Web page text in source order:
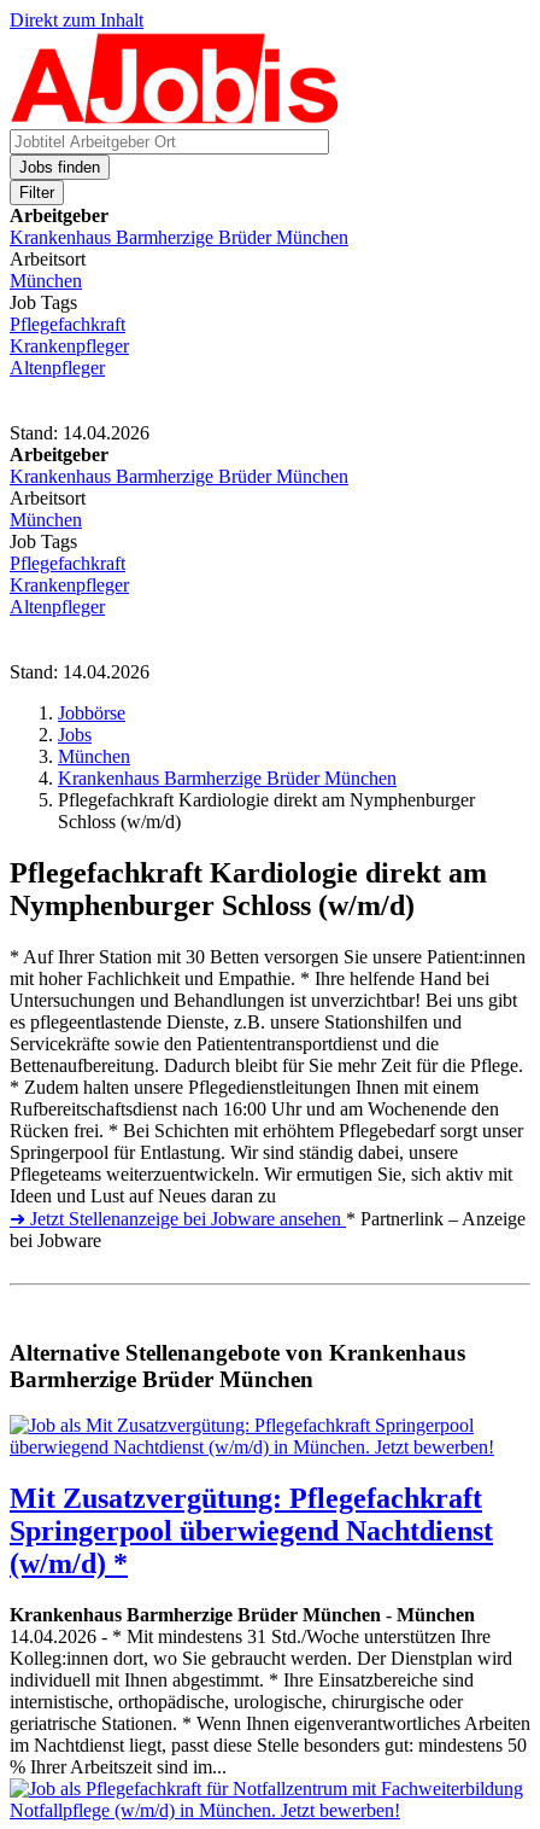
Direkt zum Inhalt
Jobs finden
Filter
Arbeitgeber
Krankenhaus Barmherzige Brüder München
Arbeitsort
München
Job Tags
Pflegefachkraft
Krankenpfleger
Altenpfleger
Stand: 14.04.2026
Arbeitgeber
Krankenhaus Barmherzige Brüder München
Arbeitsort
München
Job Tags
Pflegefachkraft
Krankenpfleger
Altenpfleger
Stand: 14.04.2026
Jobbörse
Jobs
München
Krankenhaus Barmherzige Brüder München
Pflegefachkraft Kardiologie direkt am Nymphenburger
Schloss (w/m/d)
Pflegefachkraft Kardiologie direkt am
Nymphenburger Schloss (w/m/d)
* Auf Ihrer Station mit 30 Betten versorgen Sie unsere Patient:innen
mit hoher Fachlichkeit und Empathie. * Ihre helfende Hand bei
Untersuchungen und Behandlungen ist unverzichtbar! Bei uns gibt
es pflegeentlastende Dienste, z.B. unsere Stationshilfen und
Servicekräfte sowie den Patiententransportdienst und die
Bettenaufbereitung. Dadurch bleibt für Sie mehr Zeit für die Pflege.
* Zudem halten unsere Pflegedienstleitungen Ihnen mit einem
Rufbereitschaftsdienst nach 16:00 Uhr und am Wochenende den
Rücken frei. * Bei Schichten mit erhöhtem Pflegebedarf sorgt unser
Springerpool für Entlastung. Wir sind ständig dabei, unsere
Pflegeteams weiterzuentwickeln. Wir ermutigen Sie, sich aktiv mit
Ideen und Lust auf Neues daran zu
➜ Jetzt Stellenanzeige bei Jobware ansehen * Partnerlink – Anzeige
bei Jobware
Alternative Stellenangebote von Krankenhaus
Barmherzige Brüder München
Mit Zusatzvergütung: Pflegefachkraft
Springerpool überwiegend Nachtdienst
(w/m/d) *
Krankenhaus Barmherzige Brüder München - München
14.04.2026 - * Mit mindestens 31 Std./Woche unterstützen Ihre
Kolleg:innen dort, wo Sie gebraucht werden. Der Dienstplan wird
individuell mit Ihnen abgestimmt. * Ihre Einsatzbereiche sind
internistische, orthopädische, urologische, chirurgische oder
geriatrische Stationen. * Wenn Ihnen eigenverantwortliches Arbeiten
im Nachtdienst liegt, passt diese Stelle besonders gut: mindestens 50
% Ihrer Arbeitszeit sind im...